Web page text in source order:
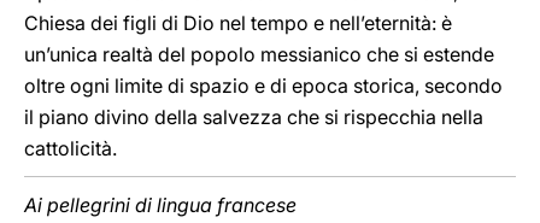
Chiesa dei figli di Dio nel tempo e nell’eternità: è
un’unica realtà del popolo messianico che si estende
oltre ogni limite di spazio e di epoca storica, secondo
il piano divino della salvezza che si rispecchia nella
cattolicità.
Ai pellegrini di lingua francese